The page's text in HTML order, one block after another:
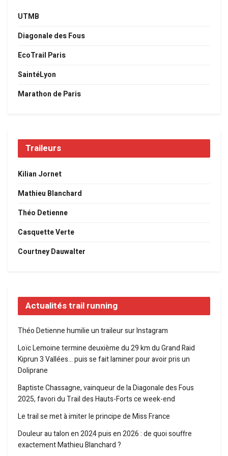
UTMB
Diagonale des Fous
EcoTrail Paris
SaintéLyon
Marathon de Paris
Traileurs
Kilian Jornet
Mathieu Blanchard
Théo Detienne
Casquette Verte
Courtney Dauwalter
Actualités trail running
Théo Detienne humilie un traileur sur Instagram
Loïc Lemoine termine deuxième du 29 km du Grand Raid
Kiprun 3 Vallées… puis se fait laminer pour avoir pris un
Doliprane
Baptiste Chassagne, vainqueur de la Diagonale des Fous
2025, favori du Trail des Hauts-Forts ce week-end
Le trail se met à imiter le principe de Miss France
Douleur au talon en 2024 puis en 2026 : de quoi souffre
exactement Mathieu Blanchard ?